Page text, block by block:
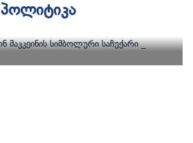
პოლიტიკა